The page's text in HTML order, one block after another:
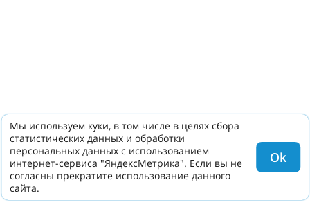
Мы используем куки, в том числе в целях сбора
статистических данных и обработки
персональных данных с использованием
интернет-сервиса "ЯндексМетрика". Если вы не
согласны прекратите использование данного
сайта.
Ok